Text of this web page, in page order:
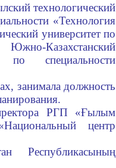
технологический
«Технология
университет по
Казахстанский
специальности
занимала должность
РГП «Ғылым
центр
Республикасының